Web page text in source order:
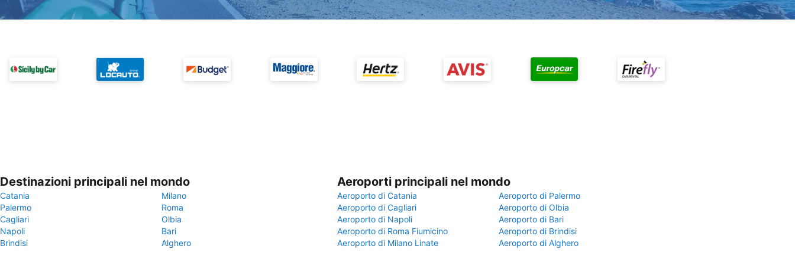
Destinazioni principali nel mondo
Catania
Milano
Palermo
Roma
Cagliari
Olbia
Napoli
Bari
Brindisi
Alghero
Aeroporti principali nel mondo
Aeroporto di Catania
Aeroporto di Palermo
Aeroporto di Cagliari
Aeroporto di Olbia
Aeroporto di Napoli
Aeroporto di Bari
Aeroporto di Roma Fiumicino
Aeroporto di Brindisi
Aeroporto di Milano Linate
Aeroporto di Alghero